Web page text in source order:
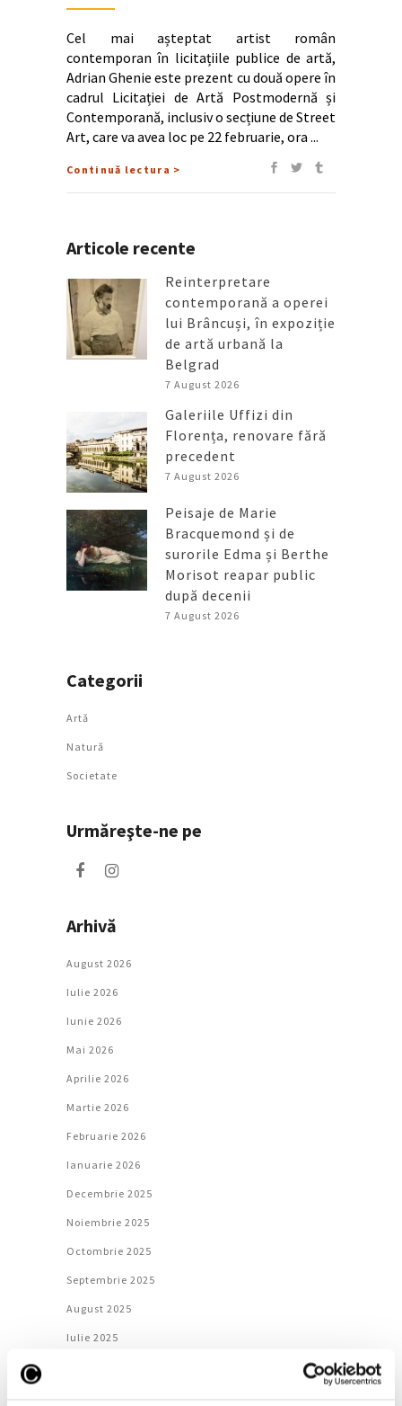
Cel mai așteptat artist român
contemporan în licitațiile publice de artă,
Adrian Ghenie este prezent cu două opere în
cadrul Licitației de Artă Postmodernă și
Contemporană, inclusiv o secțiune de Street
Art, care va avea loc pe 22 februarie, ora
Continuă lectura >
Articole recente
Reinterpretare
contemporană a operei
lui Brâncuși, în expoziție
de artă urbană la
Belgrad
7 August 2026
Galeriile Uffizi din
Florența, renovare fără
precedent
7 August 2026
Peisaje de Marie
Bracquemond și de
surorile Edma și Berthe
Morisot reapar public
după decenii
7 August 2026
Categorii
Artǎ
Natură
Societate
Urmăreşte-ne pe
Arhivă
August 2026
Iulie 2026
Iunie 2026
Mai 2026
Aprilie 2026
Martie 2026
Februarie 2026
Ianuarie 2026
Decembrie 2025
Noiembrie 2025
Octombrie 2025
Septembrie 2025
August 2025
Iulie 2025